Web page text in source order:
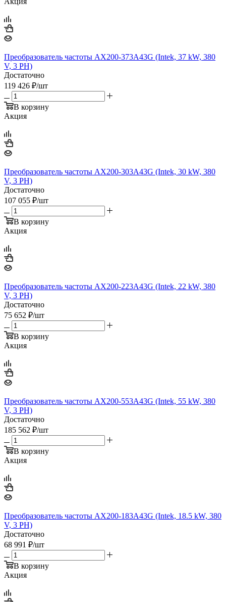
Преобразователь частоты AX200-373A43G (Intek, 37 kW, 380
V, 3 PH)
Достаточно
119 426 ₽/шт
В корзину
Акция
Преобразователь частоты AX200-303A43G (Intek, 30 kW, 380
V, 3 PH)
Достаточно
107 055 ₽/шт
В корзину
Акция
Преобразователь частоты AX200-223A43G (Intek, 22 kW, 380
V, 3 PH)
Достаточно
75 652 ₽/шт
В корзину
Акция
Преобразователь частоты AX200-553A43G (Intek, 55 kW, 380
V, 3 PH)
Достаточно
185 562 ₽/шт
В корзину
Акция
Преобразователь частоты AX200-183A43G (Intek, 18.5 kW, 380
V, 3 PH)
Достаточно
68 991 ₽/шт
В корзину
Акция